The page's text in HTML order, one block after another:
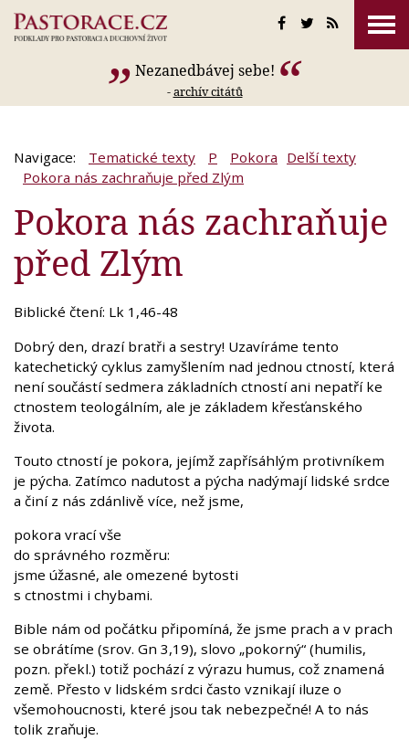
Nezanedbávej sebe!
-archív citátů
Navigace: Tematické texty P Pokora Delší texty
Pokora nás zachraňuje před Zlým
Pokora nás zachraňuje
před Zlým
Biblické čtení: Lk 1,46-48
Dobrý den, drazí bratři a sestry! Uzavíráme tento
katechetický cyklus zamyšlením nad jednou ctností, která
není součástí sedmera základních ctností ani nepatří ke
ctnostem teologálním, ale je základem křesťanského
života.
Touto ctností je pokora, jejímž zapřísáhlým protivníkem
je pýcha. Zatímco nadutost a pýcha nadýmají lidské srdce
a činí z nás zdánlivě více, než jsme,
pokora vrací vše
do správného rozměru:
jsme úžasné, ale omezené bytosti
s ctnostmi i chybami.
Bible nám od počátku připomíná, že jsme prach a v prach
se obrátíme (srov. Gn 3,19), slovo „pokorný“ (humilis,
pozn. překl.) totiž pochází z výrazu humus, což znamená
země. Přesto v lidském srdci často vznikají iluze o
všemohoucnosti, které jsou tak nebezpečné! A to nás
tolik zraňuje.